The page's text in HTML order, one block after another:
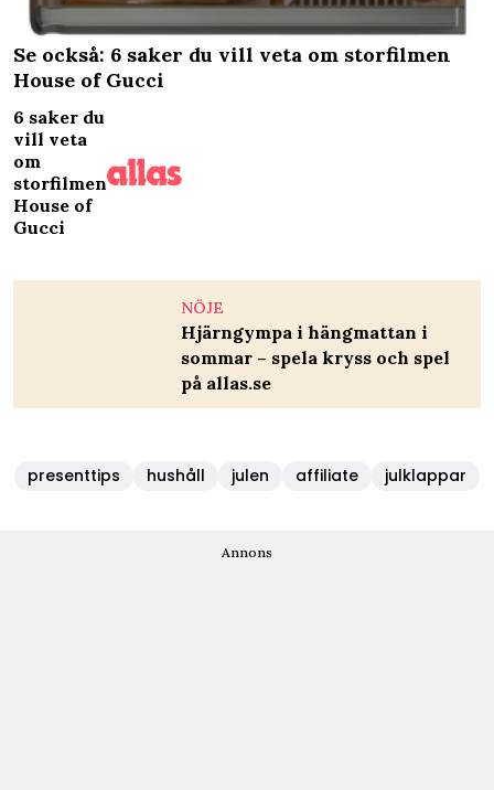
Se också: 6 saker du vill veta om storfilmen
House of Gucci
6 saker du
vill veta
om
storfilmen
House of
Gucci
NÖJE
Hjärngympa i hängmattan i
sommar – spela kryss och spel
på allas.se
presenttips hushåll julen affiliate julklappar
Annons